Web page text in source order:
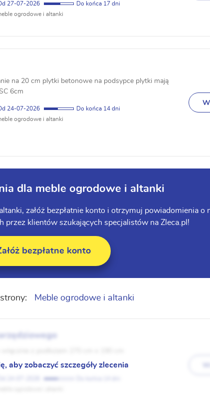
27-07-2026
17
ogrodowe i altanki
na 20 cm plytki betonowe na podsypce plytki mają
6cm
24-07-2026
14
ogrodowe i altanki
dla meble ogrodowe i altanki
załóż bezpłatnie konto i otrzymuj powiadomienia o
przez klientów szukających specjalistów na Zleca.pl!
bezpłatne konto
Meble ogrodowe i altanki
aby zobaczyć szczegóły zlecenia